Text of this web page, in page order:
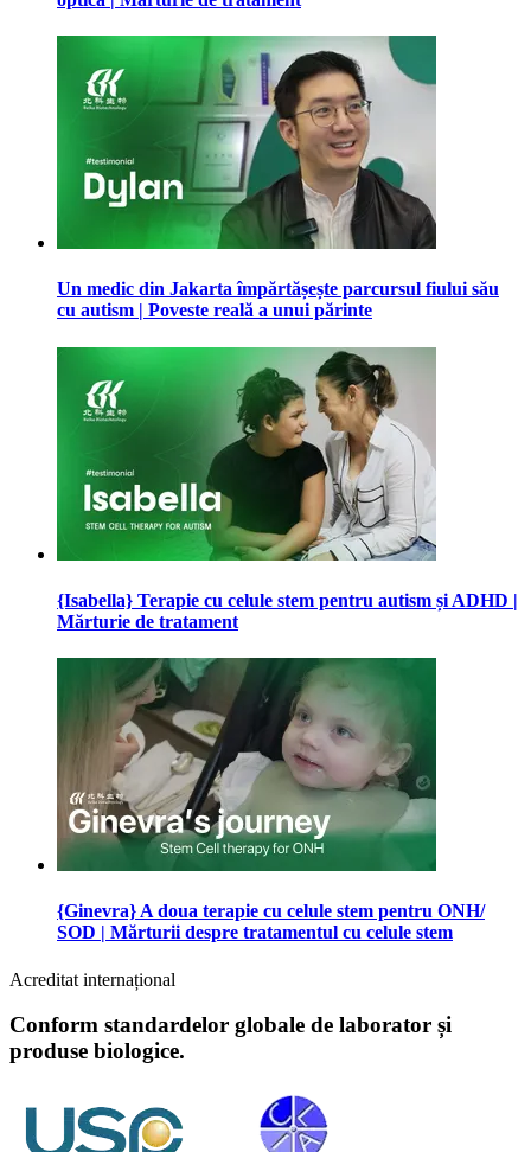
Un medic din Jakarta împărtășește parcursul fiului său
cu autism | Poveste reală a unui părinte
{Isabella} Terapie cu celule stem pentru autism și ADHD |
Mărturie de tratament
{Ginevra} A doua terapie cu celule stem pentru ONH/
SOD | Mărturii despre tratamentul cu celule stem
Acreditat internațional
Conform standardelor globale de laborator și
produse biologice.